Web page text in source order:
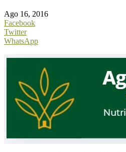
Ago 16, 2016
Facebook
Twitter
WhatsApp